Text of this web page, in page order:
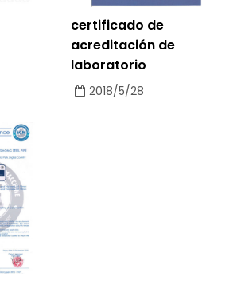
certificado de
acreditación de
laboratorio
2018/5/28